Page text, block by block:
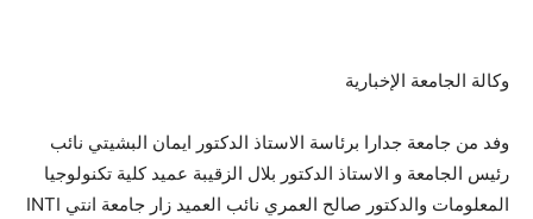
وكالة الجامعة الإخبارية
وفد من جامعة جدارا برئاسة الاستاذ الدكتور ايمان البشيتي نائب
رئيس الجامعة و الاستاذ الدكتور بلال الزقيبة عميد كلية تكنولوجيا
المعلومات والدكتور صالح العمري نائب العميد زار جامعة انتي INTI